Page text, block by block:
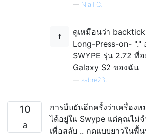
— Niall C.
ดูเหมือนว่า
Long-Press-on- "."
SWYPE รุ่น 2.72 ที่
Galaxy S2 ของฉัน
sabre23t
10
การยืนยันอีกครั้งว่าเครื่อง
ได้อยู่ใน Swype แต่คุณไม่จ
เพื่อสลับ .. กดแบบยาวในพื้